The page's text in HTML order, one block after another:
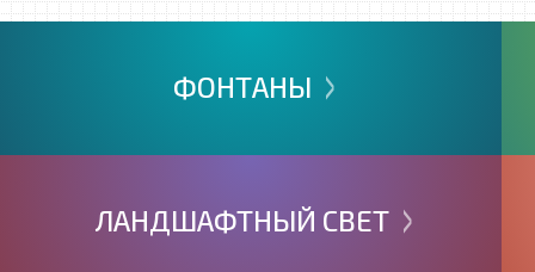
ФОНТАНЫ >
ЛАНДШАФТНЫЙ СВЕТ >